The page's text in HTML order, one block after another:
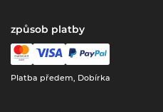
způsob platby
Platba předem, Dobírka